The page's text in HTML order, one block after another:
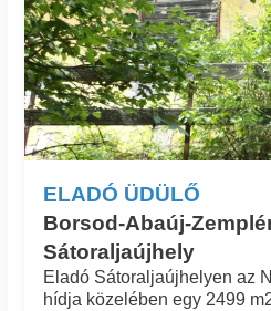
ELADÓ ÜDÜLŐ
Borsod-Abaúj-
Sátoraljaújhely
Eladó Sátoraljaújhelyen az
hídja közelében egy 2499